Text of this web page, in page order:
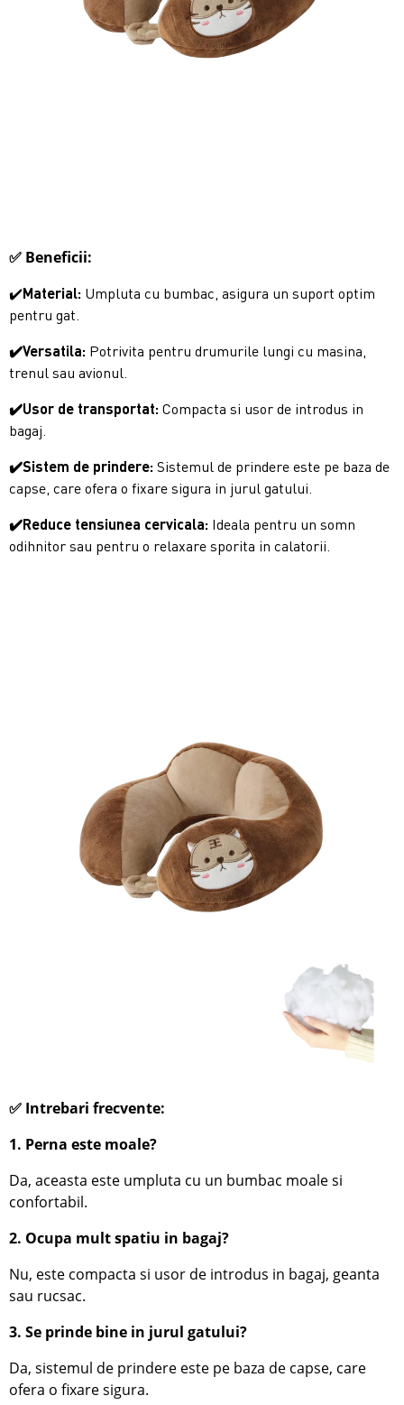
✅ Beneficii:
✔️Material: Umpluta cu bumbac, asigura un suport optim
pentru gat.
✔️Versatila: Potrivita pentru drumurile lungi cu masina,
trenul sau avionul.
✔️Usor de transportat: Compacta si usor de introdus in
bagaj.
✔️Sistem de prindere: Sistemul de prindere este pe baza de
capse, care ofera o fixare sigura in jurul gatului.
✔️Reduce tensiunea cervicala: Ideala pentru un somn
odihnitor sau pentru o relaxare sporita in calatorii.
✅ Intrebari frecvente:
1. Perna este moale?
Da, aceasta este umpluta cu un bumbac moale si
confortabil.
2. Ocupa mult spatiu in bagaj?
Nu, este compacta si usor de introdus in bagaj, geanta
sau rucsac.
3. Se prinde bine in jurul gatului?
Da, sistemul de prindere este pe baza de capse, care
ofera o fixare sigura.